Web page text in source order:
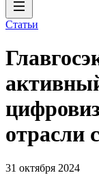
Статьи
отрасли
31 октября 2024